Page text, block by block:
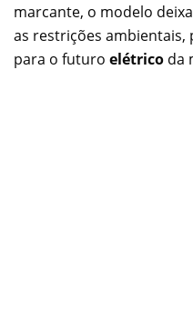
marcante, o modelo
as restrições
para o futuro elétrico da